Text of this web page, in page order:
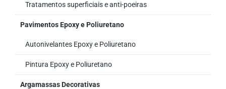
Tratamentos superficiais e anti-poeiras
Pavimentos Epoxy e Poliuretano
Autonivelantes Epoxy e Poliuretano
Pintura Epoxy e Poliuretano
Argamassas Decorativas